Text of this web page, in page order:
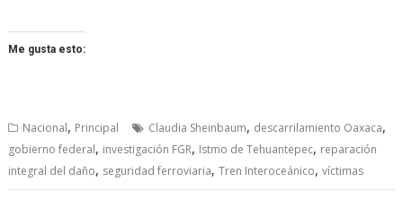
Me gusta esto:
Nacional, Principal Claudia Sheinbaum, descarrilamiento Oaxaca,
gobierno federal, investigación FGR, Istmo de Tehuantepec, reparación
integral del daño, seguridad ferroviaria,Tren Interoceánico,víctimas